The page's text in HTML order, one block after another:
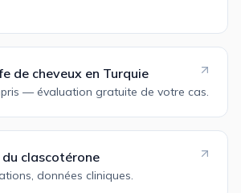
de cheveux en Turquie
— évaluation gratuite de votre cas.
clascotérone
données cliniques.